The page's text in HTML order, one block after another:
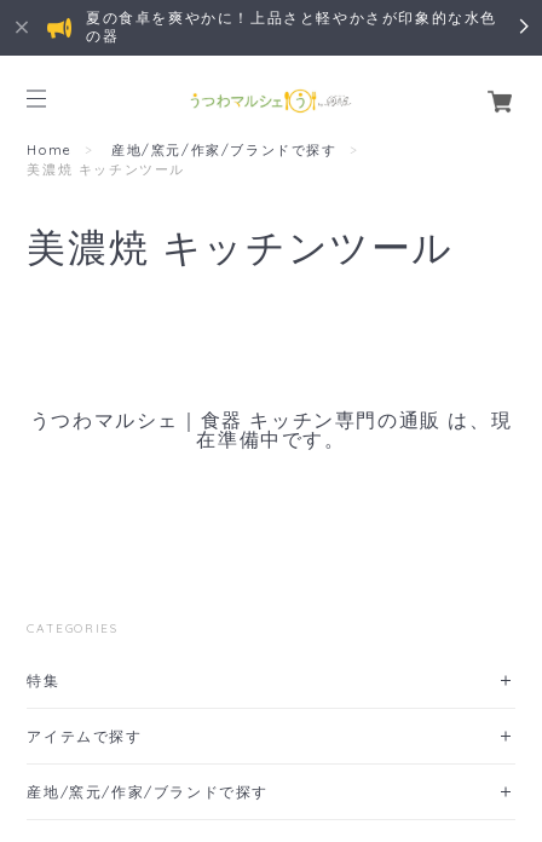
夏の食卓を爽やかに！上品さと軽やかさが印象的な水色
の器
Home
産地/窯元/作家/ブランドで探す
美濃焼 キッチンツール
美濃焼 キッチンツール
うつわマルシェ｜食器 キッチン専門の通販 は、現
在準備中です。
CATEGORIES
特集
アイテムで探す
産地/窯元/作家/ブランドで探す